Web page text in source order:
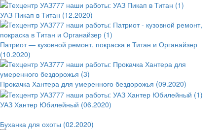
УАЗ Пикап в Титан (12.2020)
Патриот — кузовной ремонт, покраска в Титан и Органайзер
(10.2020)
Прокачка Хантера для умеренного бездорожья (09.2020)
УАЗ Хантер Юбилейный (06.2020)
Буханка для охоты (02.2020)